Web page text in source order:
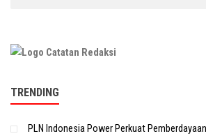
TRENDING
PLN Indonesia Power Perkuat